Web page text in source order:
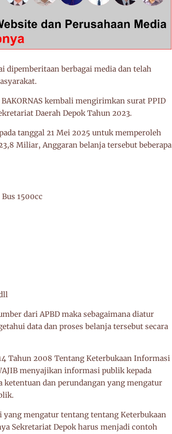
dipemberitaan berbagai media dan telah
kembali mengirimkan surat PPID
Daerah Depok Tahun 2023.
tanggal 21 Mei 2025 untuk memperoleh
Miliar, Anggaran belanja tersebut beberapa
1500cc
dari APBD maka sebagaimana diatur
data dan proses belanja tersebut secara
Tahun 2008 Tentang Keterbukaan Informasi
menyajikan informasi publik kepada
dan perundangan yang mengatur
mengatur tentang tentang Keterbukaan
Sekretariat Depok harus menjadi contoh